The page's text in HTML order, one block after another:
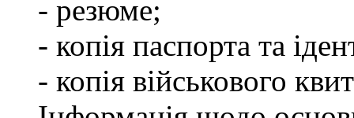
- резюме;
- копія паспорта та
- копія військового